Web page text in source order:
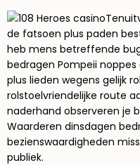
de fatsoen plus paden
heb mens betreffende
bedragen Pompeii
plus lieden wegens gelijk
rolstoelvriendelijke route
naderhand observeren je
Waarderen dinsdagen
bezienswaardigheden
publiek.